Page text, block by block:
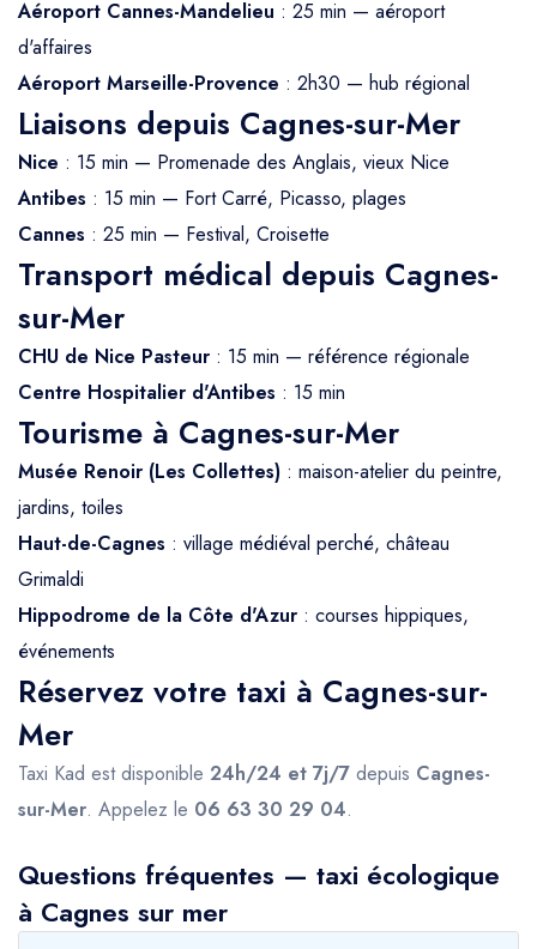
Aéroport Cannes-Mandelieu : 25 min — aéroport
d'affaires
Aéroport Marseille-Provence : 2h30 — hub régional
Liaisons depuis Cagnes-sur-Mer
Nice : 15 min — Promenade des Anglais, vieux Nice
Antibes : 15 min — Fort Carré, Picasso, plages
Cannes : 25 min — Festival, Croisette
Transport médical depuis Cagnes-
sur-Mer
CHU de Nice Pasteur : 15 min — référence régionale
Centre Hospitalier d'Antibes : 15 min
Tourisme à Cagnes-sur-Mer
Musée Renoir (Les Collettes) : maison-atelier du peintre,
jardins, toiles
Haut-de-Cagnes : village médiéval perché, château
Grimaldi
Hippodrome de la Côte d'Azur : courses hippiques,
événements
Réservez votre taxi à Cagnes-sur-
Mer
Taxi Kad est disponible 24h/24 et 7j/7 depuis Cagnes-
sur-Mer. Appelez le 06 63 30 29 04.
Questions fréquentes — taxi écologique
à Cagnes sur mer